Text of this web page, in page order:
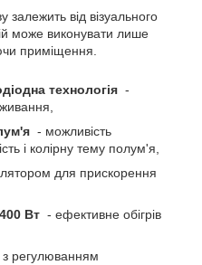
технологія -
- можливість
і колірну тему полум'я,
для прискорення
Вт - ефективне обігрів
з регулюванням
залежить від візуального
може виконувати лише
приміщення.